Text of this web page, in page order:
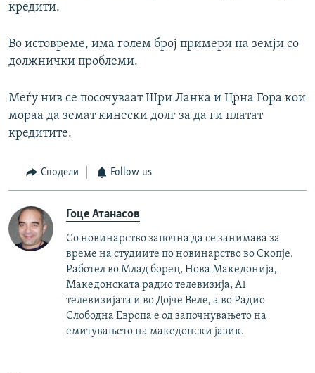
кредити.
Во истовреме, има голем број примери на земји со
должнички проблеми.
Меѓу нив се посочуваат Шри Ланка и Црна Гора кои
мораа да земат кинески долг за да ги платат
кредитите.
Сподели Follow us
Гоце Атанасов
Со новинарство започна да се занимава за
време на студиите по новинарство во Скопје.
Работел во Млад борец, Нова Македонија,
Македонската радио телевизија, А1
телевизијата и во Дојче Веле, а во Радио
Слободна Европа е од започнувањето на
емитувањето на македонски јазик.